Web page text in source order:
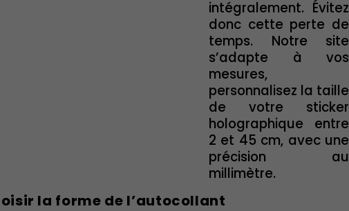
intégralement. Évitez
donc cette perte de
temps. Notre site
s’adapte à vos
mesures,
personnalisez la taille
de votre sticker
holographique entre
2 et 45 cm, avec une
précision au
millimètre.
la forme de l’autocollant